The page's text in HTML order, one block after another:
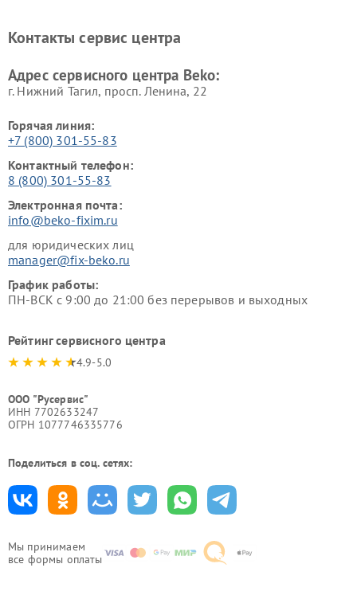
Мы принимаем
все формы оплаты
Ремонт холодильников Beko Ремонт морозильных камер
Контакты сервис центра
Адрес сервисного центра Beko:
г. Нижний Тагил, просп. Ленина, 22
Горячая линия:
+7 (800) 301-55-83
Контактный телефон:
8 (800) 301-55-83
Электронная почта:
info@beko-fixim.ru
для юридических лиц
manager@fix-beko.ru
График работы:
ПН-ВСК с 9:00 до 21:00 без перерывов и выходных
Рейтинг сервисного центра
4.9-5.0
ООО "Русервис"
ИНН 7702633247
ОГРН 1077746335776
Поделиться в соц. сетях: